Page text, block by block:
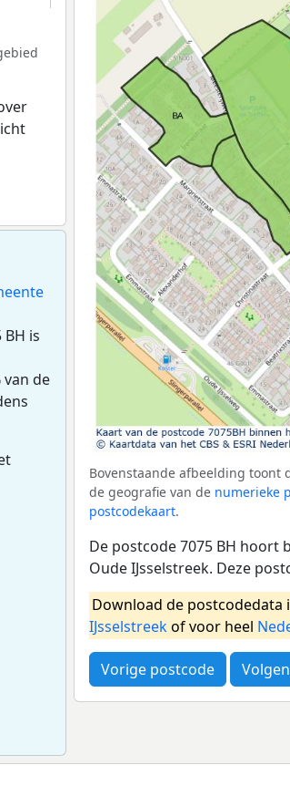
is
van de
Bovenstaande afbeelding toont
de geografie van de numerieke
postcodekaart.
De postcode 7075 BH hoort
Oude IJsselstreek. Deze
Download de postcodedata
IJsselstreekof voor heel
Vorige postcode